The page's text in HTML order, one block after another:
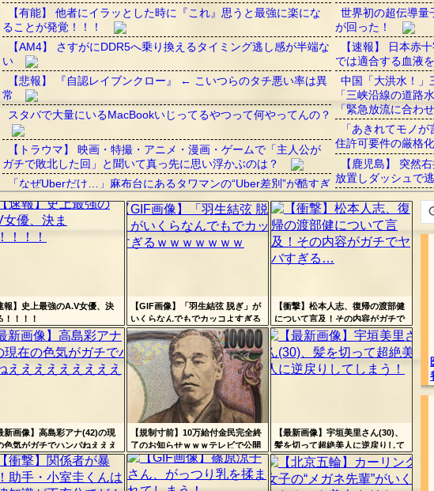
【有能】 他者にイラッとした時に『これ』思うと最強に楽にな
ることが発覚！！！
【AM4】 さすがにDDR5へ乗り換えるタイミング逃し感が半端な
い
【悲報】 『自認レイブンクロー』 ← こいつらのタチ悪い率は異
常
スタバで大量にいるMacBookいじってるやつって何やってんの？
【トラウマ】 映画・特撮・アニメ・漫画・ゲームで「主人公が
ガチで敗北した回」と聞いて真っ先に思い浮かぶのは？
「なぜUberだけ…」麻布台にあるタワマンの“Uber差別”が酷すぎ
「ドラマを感じる…」町田駅のバス停の屋根に落ちているもの
が“物騒すぎる”と話題にｗｗｗ
【医療】ASDは他人を“アレ”だと思っている？ あるX民の仮説に
の“回避方法”が独特すぎる
【衝撃】岐阜県の国道には…違反すると狙撃されるポイントが存
在するｗｗｗ
世界初の超伝導
が回った！
【速報】 日本赤
では適合する血液
中国「大洪水！」
「三峡沿線の道路
「緊急放流に合わ
「あきれてモノ
住許可要件の厳格
【鹿児島】 突然
放置しダッシュで
【朗報】広末涼
【悲報】イオンモ
【動画あり】女の
農家「働き手が
せて！」農家「じ
【超絶朗報】『
出を決定
報】史上最強のA.V女優、決
！！！！
【GIF画像】「羽生結弦 脱ぎ」が
いくらなんでもでカッコよすぎる
ｗｗｗｗｗｗｗ
【衝撃】松本人志、復帰の渡部健
について言及！その内容がガチで
ヤバすぎる…
新画像】高島彩アナ(42)の現
色気がガチでハンパねえええ
ええええ
【規制寸前】10万給付金民完全終
了のお知らせｗｗｗテレビで公開
された裏技がヤバイｗｗｗｗお前
ら急げｗｗｗｗｗｗ
【最新画像】宇垣美里さん(30)、
髪を切って超絶美人に逆戻りして
しまう！